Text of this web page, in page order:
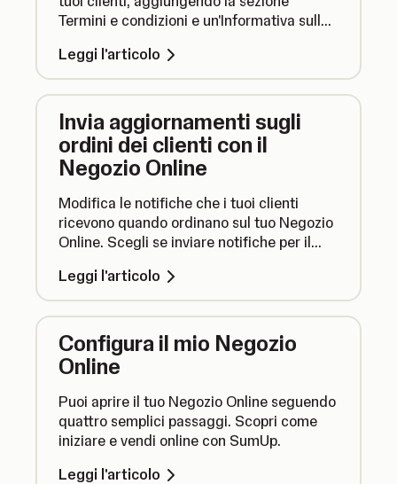
Termini e condizioni e un'Informativa sulla
Leggi l'articolo
Invia aggiornamenti sugli
ordini dei clienti con il
Negozio Online
Modifica le notifiche che i tuoi clienti
ricevono quando ordinano sul tuo Negozio
Online. Scegli se inviare notifiche per il
testo delle email che ricevono i tuoi clienti.
Leggi l'articolo
Configura il mio Negozio
Online
Puoi aprire il tuo Negozio Online seguendo
quattro semplici passaggi. Scopri come
iniziare e vendi online con SumUp.
Leggi l'articolo